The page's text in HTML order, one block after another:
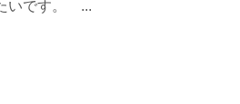
いです。 ...